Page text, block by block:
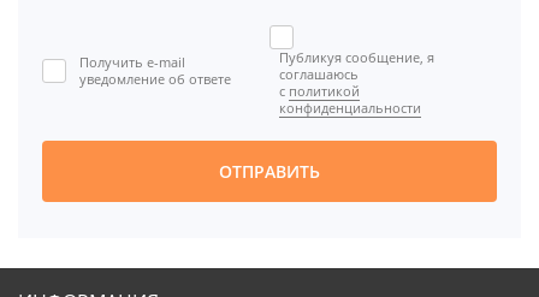

Получить e-mail
уведомление об ответе
Публикуя сообщение, я
соглашаюсь
с политикой
конфиденциальности
ОТПРАВИТЬ